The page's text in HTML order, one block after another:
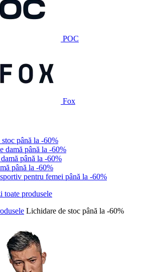
POC
Fox
până la -60%
damă până la -60%
până la -60%
până la -60%
pentru femei până la -60%
Lichidare de stoc până la -60%